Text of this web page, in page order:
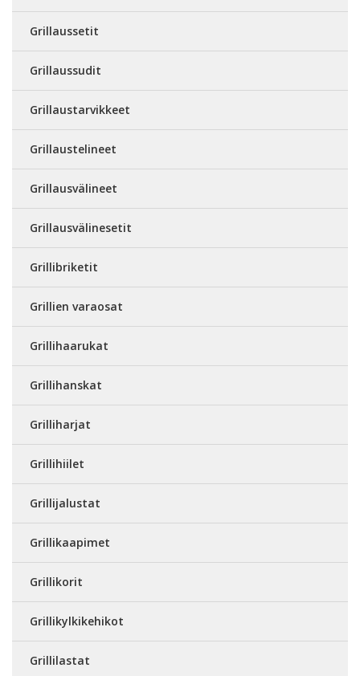
Grillaussetit
Grillaussudit
Grillaustarvikkeet
Grillaustelineet
Grillausvälineet
Grillausvälinesetit
Grillibriketit
Grillien varaosat
Grillihaarukat
Grillihanskat
Grilliharjat
Grillihiilet
Grillijalustat
Grillikaapimet
Grillikorit
Grillikylkikehikot
Grillilastat